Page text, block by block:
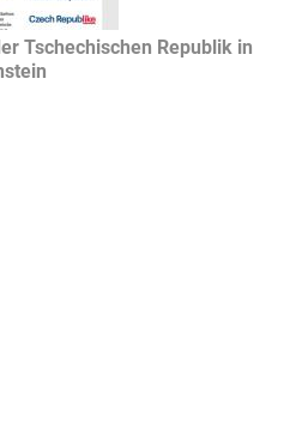
Tschechischen Republik in